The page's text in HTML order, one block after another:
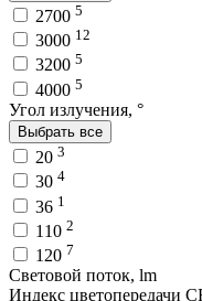
2700 5
3000 12
3200 5
4000 5
Угол излучения, °
Выбрать все
20 3
30 4
36 1
110 2
120 7
Световой поток, lm
Индекс цветопередачи